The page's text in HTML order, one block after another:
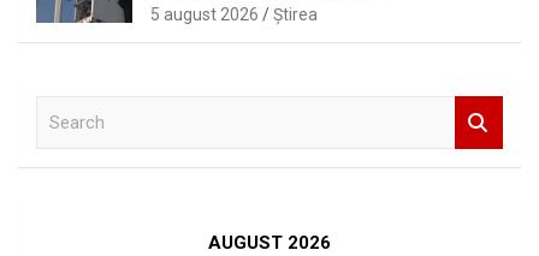
5 august 2026 Ştirea
AUGUST 2026